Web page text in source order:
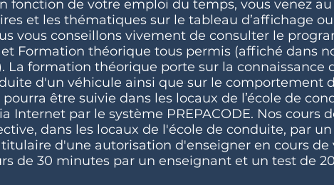
fonction de votre emploi du temps, vous venez
et les thématiques sur le tableau d’affichage
vous conseillons vivement de consulter le
et Formation théorique tous permis (affiché dans
La formation théorique porte sur la connaissance
d'un véhicule ainsi que sur le comportement
être suivie dans les locaux de l’école de
Internet par le système PREPACODE. Nos cours
dans les locaux de l'école de conduite, par
d'une autorisation d'enseigner en cours de
de 30 minutes par un enseignant et un test de